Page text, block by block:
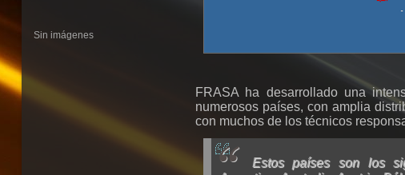
Sin imágenes
FRASA ha desarrollado una
numerosos países, con amplia
con muchos de los técnicos
Estos países son los